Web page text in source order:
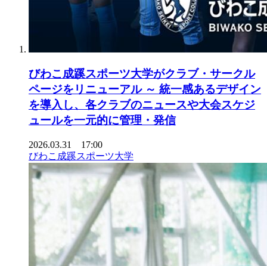
びわこ成蹊スポーツ大学がクラブ・サークル
ページをリニューアル ～ 統一感あるデザイン
を導入し、各クラブのニュースや大会スケジ
ュールを一元的に管理・発信
2026.03.31 17:00
びわこ成蹊スポーツ大学